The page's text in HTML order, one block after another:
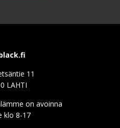
11
LAHTI
on avoinna
klo 8-17